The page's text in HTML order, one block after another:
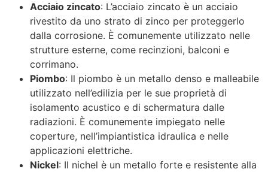
Acciaio zincato: L’acciaio zincato è un acciaio
rivestito da uno strato di zinco per proteggerlo
dalla corrosione. È comunemente utilizzato nelle
strutture esterne, come recinzioni, balconi e
corrimano.
Piombo: Il piombo è un metallo denso e malleabile
utilizzato nell’edilizia per le sue proprietà di
isolamento acustico e di schermatura dalle
radiazioni. È comunemente impiegato nelle
coperture, nell’impiantistica idraulica e nelle
applicazioni elettriche.
Nickel: Il nichel è un metallo forte e resistente alla